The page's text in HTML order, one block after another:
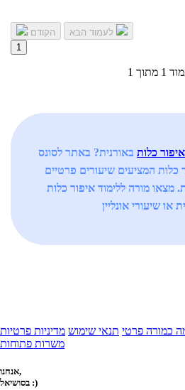
הקודם
1
1 מתוך 1
כלות באורנית? באתר לסונס
כלות המציעים שיעורים פרטיים
מצאו מורה ללימוד איפור כלות
או שיעורי אונליין
כמורה פרטי תנאי שימוש מדיניות פרטיות
משרות פתוחות
אנחנו,
בסושיאל :)